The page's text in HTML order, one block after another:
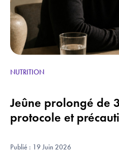
NUTRITION
Jeûne prolongé de
protocole et
Publié : 19 Juin 2026